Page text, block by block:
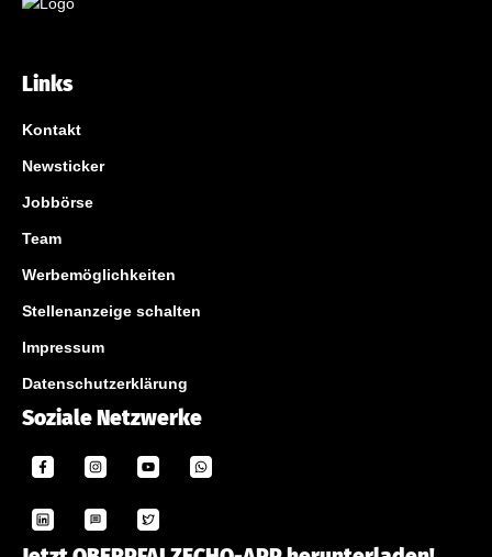
Links
Kontakt
Newsticker
Jobbörse
Team
Werbemöglichkeiten
Stellenanzeige schalten
Impressum
Datenschutzerklärung
Soziale Netzwerke